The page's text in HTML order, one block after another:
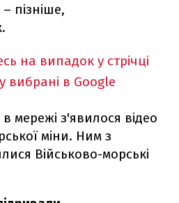
пізніше,
на випадок у стрічці
вибрані в Google
мережі з'явилося відео
міни. Ним з
Військово-морські